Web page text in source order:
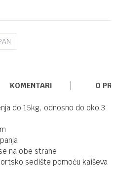
KOMENTARI O
do 15kg, odnosno do oko 3
na obe strane
sedište pomoću kaiševa